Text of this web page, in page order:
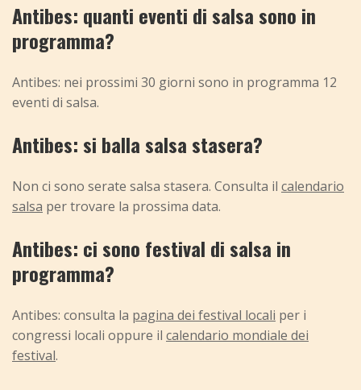
Antibes: quanti eventi di salsa sono in
programma?
Antibes: nei prossimi 30 giorni sono in programma 12
eventi di salsa.
Antibes: si balla salsa stasera?
Non ci sono serate salsa stasera. Consulta il calendario
salsa per trovare la prossima data.
Antibes: ci sono festival di salsa in
programma?
Antibes: consulta la pagina dei festival locali per i
congressi locali oppure il calendario mondiale dei
festival.